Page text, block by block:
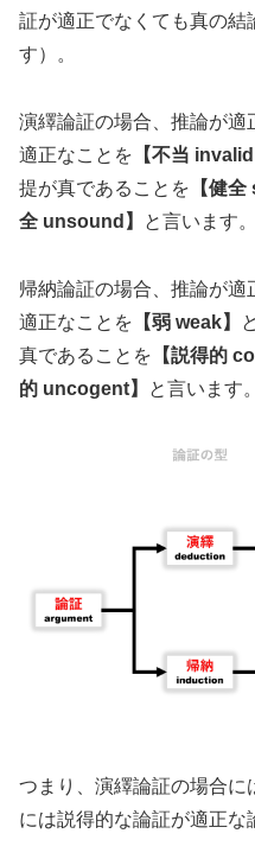
証が適正でなくても真の結
す）。
演繹論証の場合、推論が適
適正なことを 【不当 invalid
提が真であることを 【健全
全 unsound】
と言います。
帰納論証の場合、推論が適
適正なことを 【弱 weak】
真であることを 【説得的
的 uncogent】
と言います。
つまり、演繹論証の場合に
には説得的な論証が適正な